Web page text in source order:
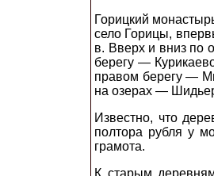
Горицкий
село Горицы,
в. Вверх и вниз по
берегу —
правом берегу —
на озерах —
Известно, что
полтора рубля у
грамота.
К старым